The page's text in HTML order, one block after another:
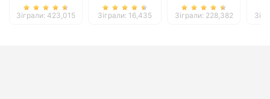
Зіграли: 423,015 Зіграли: 16,435 Зіграли: 228,382